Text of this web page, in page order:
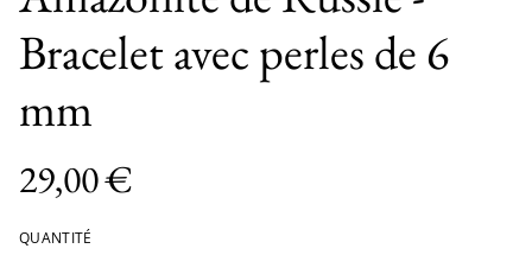
Bracelet avec perles de 6
mm
29,00 €
QUANTITÉ